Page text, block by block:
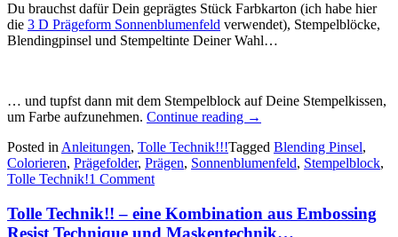
Du brauchst dafür Dein geprägtes Stück Farbkarton (ich habe hier
die 3 D Prägeform Sonnenblumenfeld verwendet), Stempelblöcke,
Blendingpinsel und Stempeltinte Deiner Wahl…
… und tupfst dann mit dem Stempelblock auf Deine Stempelkissen,
um Farbe aufzunehmen. Continue reading „Tolle
–
geprägtes
mit
Blendingpinsel
→
Posted in Anleitungen, Tolle Technik!!!Tagged Blending Pinsel,
Colorieren, Prägefolder, Prägen, Sonnenblumenfeld, Stempelblock,
Tolle Technik!1 Comment
Tolle Technik!! – eine Kombination aus Embossing
Resist Technique und Maskentechnik…